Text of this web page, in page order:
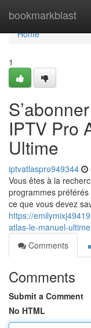
bookmarkblast
Home
Home
1
IPTV Pro
Ultime
iptvatlaspro949344
Vous êtes à la
programmes
ce que vous devez
https://
atlas-le-manuel-
Comments
Comments
Submit a Comment
No HTML